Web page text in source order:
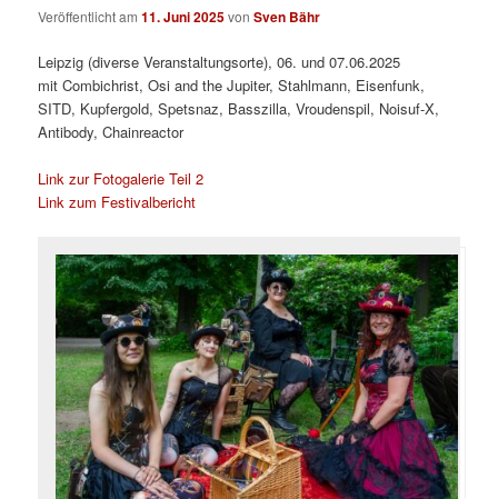
Veröffentlicht am11. Juni 2025vonSven Bähr
Leipzig (diverse Veranstaltungsorte), 06. und 07.06.2025
mit Combichrist, Osi and the Jupiter, Stahlmann, Eisenfunk,
SITD, Kupfergold, Spetsnaz, Basszilla, Vroudenspil, Noisuf-X,
Antibody, Chainreactor
Link zur Fotogalerie Teil 2
Link zum Festivalbericht